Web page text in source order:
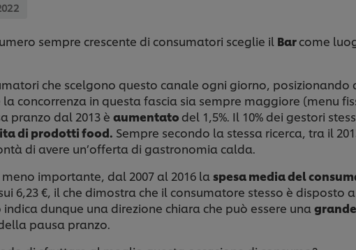
sempre crescente di consumatori sceglie il Barcome
che scelgono questo canale ogni giorno,
concorrenza in questa fascia sia sempre maggiore (menu
pranzo dal 2013 è aumentato del 1,5%. Il 10% dei gestori
di prodotti food. Sempre secondo la stessa ricerca, tra il
di avere un’offerta di gastronomia calda.
importante, dal 2007 al 2016 la spesa media del
6,23 €, il che dimostra che il consumatore stesso è
dunque una direzione chiara che può essere una
pausa pranzo.